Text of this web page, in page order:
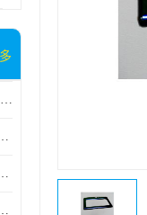
坪山小夜灯喷油 坪地喷油 来样订做
自动喷涂 良鸿塑胶五金
胶五金 坪地小夜灯喷涂公司
公司 白石秋蓝牙喷涂